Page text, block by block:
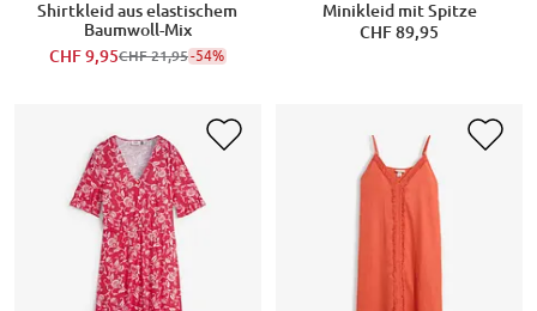
Shirtkleid aus elastischem
Baumwoll-Mix
CHF 9,95CHF 21,95-54%
Minikleid mit Spitze
CHF 89,95